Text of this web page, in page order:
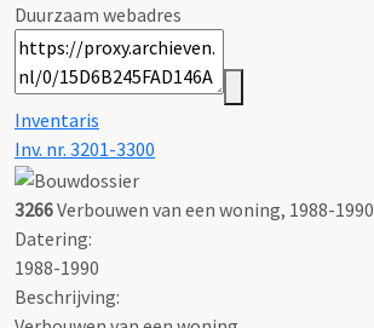
Duurzaam webadres
Inventaris
Inv. nr. 3201-3300
3266Verbouwen van een woning, 1988-1990
Datering:
1988-1990
Beschrijving: